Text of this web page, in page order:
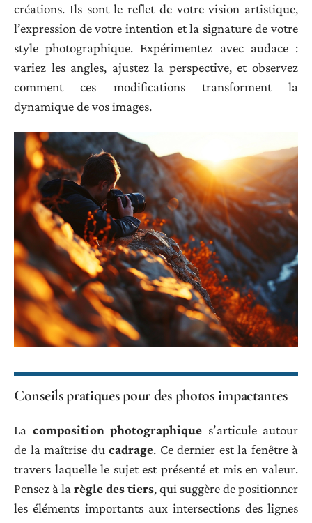
créations. Ils sont le reflet de votre vision artistique,
l’expression de votre intention et la signature de votre
style photographique. Expérimentez avec audace :
variez les angles, ajustez la perspective, et observez
comment ces modifications transforment la
dynamique de vos images.
Conseils pratiques pour des photos impactantes
La composition photographique s’articule autour
de la maîtrise du cadrage. Ce dernier est la fenêtre à
travers laquelle le sujet est présenté et mis en valeur.
Pensez à la règle des tiers, qui suggère de positionner
les éléments importants aux intersections des lignes